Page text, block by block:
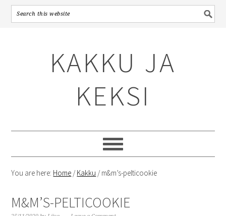
KAKKU JA
KEKSI
You are here: Home /Kakku /m&m’s-pelticookie
M&M’S-PELTICOOKIE